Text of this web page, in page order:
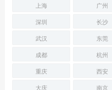
上海 广州
深圳
长沙
武汉
东莞
成都
杭州
重庆
西安
大庆
南京